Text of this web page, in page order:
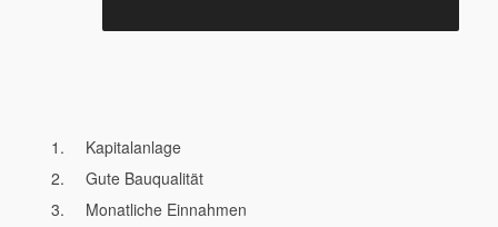
Kapitalanlage
Gute Bauqualität
Monatliche Einnahmen